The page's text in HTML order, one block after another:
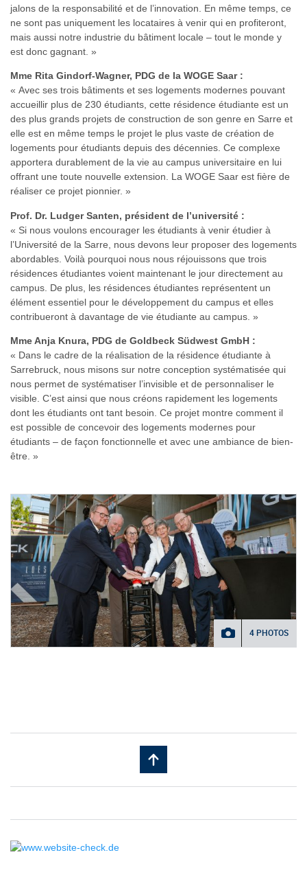
jalons de la responsabilité et de l’innovation. En même temps, ce
ne sont pas uniquement les locataires à venir qui en profiteront,
mais aussi notre industrie du bâtiment locale – tout le monde y
est donc gagnant. »
Mme Rita Gindorf-Wagner, PDG de la WOGE Saar :
« Avec ses trois bâtiments et ses logements modernes pouvant
accueillir plus de 230 étudiants, cette résidence étudiante est un
des plus grands projets de construction de son genre en Sarre et
elle est en même temps le projet le plus vaste de création de
logements pour étudiants depuis des décennies. Ce complexe
apportera durablement de la vie au campus universitaire en lui
offrant une toute nouvelle extension. La WOGE Saar est fière de
réaliser ce projet pionnier. »
Prof. Dr. Ludger Santen, président de l’université :
« Si nous voulons encourager les étudiants à venir étudier à
l’Université de la Sarre, nous devons leur proposer des logements
abordables. Voilà pourquoi nous nous réjouissons que trois
résidences étudiantes voient maintenant le jour directement au
campus. De plus, les résidences étudiantes représentent un
élément essentiel pour le développement du campus et elles
contribueront à davantage de vie étudiante au campus. »
Mme Anja Knura, PDG de Goldbeck Südwest GmbH :
« Dans le cadre de la réalisation de la résidence étudiante à
Sarrebruck, nous misons sur notre conception systématisée qui
nous permet de systématiser l’invisible et de personnaliser le
visible. C’est ainsi que nous créons rapidement les logements
dont les étudiants ont tant besoin. Ce projet montre comment il
est possible de concevoir des logements modernes pour
étudiants – de façon fonctionnelle et avec une ambiance de bien-
être. »
4 PHOTOS